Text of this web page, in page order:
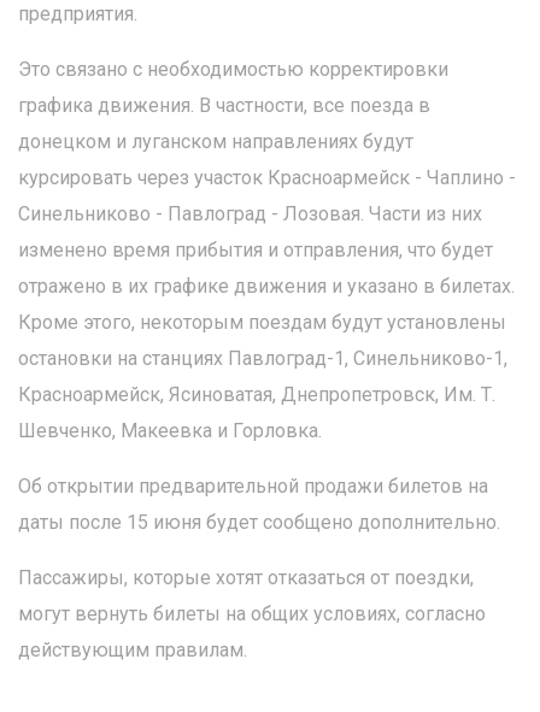
предприятия.
Это связано с необходимостью корректировки
графика движения. В частности, все поезда в
донецком и луганском направлениях будут
курсировать через участок Красноармейск - Чаплино -
Синельниково - Павлоград - Лозовая. Части из них
изменено время прибытия и отправления, что будет
отражено в их графике движения и указано в билетах.
Кроме этого, некоторым поездам будут установлены
остановки на станциях Павлоград-1, Синельниково-1,
Красноармейск, Ясиноватая, Днепропетровск, Им. Т.
Шевченко, Макеевка и Горловка.
Об открытии предварительной продажи билетов на
даты после 15 июня будет сообщено дополнительно.
Пассажиры, которые хотят отказаться от поездки,
могут вернуть билеты на общих условиях, согласно
действующим правилам.